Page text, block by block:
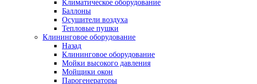
Климатическое оборудование
Баллоны
Осушители воздуха
Тепловые пушки
Клининговое оборудование
Назад
Клининговое оборудование
Мойки высокого давления
Мойщики окон
Парогенераторы